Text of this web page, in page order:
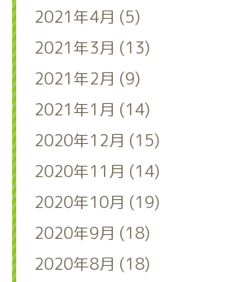
2021年4月 (5)
2021年3月 (13)
2021年2月 (9)
2021年1月 (14)
2020年12月 (15)
2020年11月 (14)
2020年10月 (19)
2020年9月 (18)
2020年8月 (18)